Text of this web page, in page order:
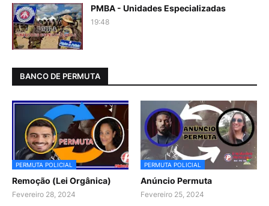
PMBA - Unidades Especializadas
19:48
BANCO DE PERMUTA
PERMUTA POLICIAL
Remoção (Lei Orgânica)
Fevereiro 28, 2024
PERMUTA POLICIAL
Anúncio Permuta
Fevereiro 25, 2024